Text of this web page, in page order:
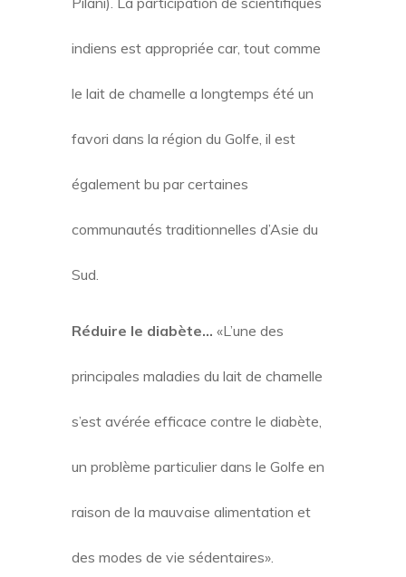
indiens est appropriée car, tout comme
le lait de chamelle a longtemps été un
favori dans la région du Golfe, il est
également bu par certaines
communautés traditionnelles d’Asie du
Sud.
Réduire le diabète… «L’une des
principales maladies du lait de chamelle
s’est avérée efficace contre le diabète,
un problème particulier dans le Golfe en
raison de la mauvaise alimentation et
des modes de vie sédentaires».